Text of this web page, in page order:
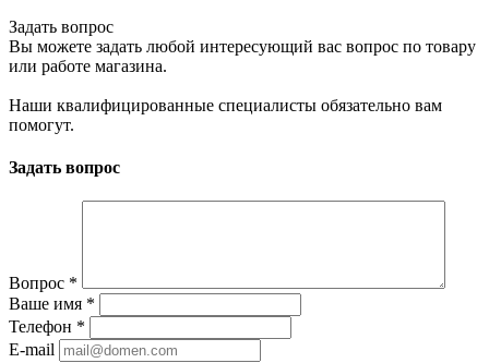
Задать вопрос
Вы можете задать любой интересующий вас вопрос по товару
или работе магазина.
Наши квалифицированные специалисты обязательно вам
помогут.
Задать вопрос
Вопрос *
Ваше имя *
Телефон *
E-mail